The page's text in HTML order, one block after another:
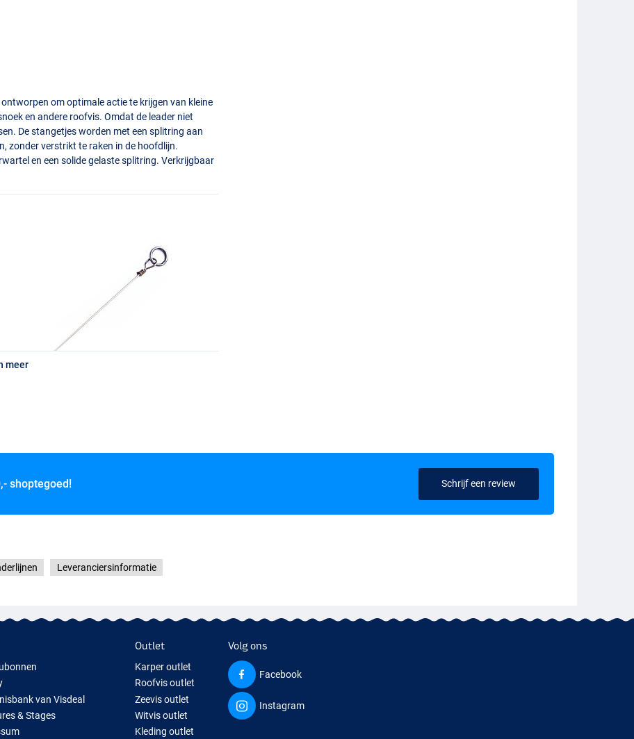
om optimale actie te krijgen van kleine
en andere roofvis. Omdat de leader niet
De stangetjes worden met een splitring aan
zonder verstrikt te raken in de hoofdlijn.
en een solide gelaste splitring. Verkrijgbaar
meer
shoptegoed! Schrijf een review
Leveranciersinformatie
van Visdeal
& Stages
Outlet
Karper outlet
Roofvis outlet
Zeevis outlet
Witvis outlet
Kleding outlet
Volg ons
Facebook
Instagram